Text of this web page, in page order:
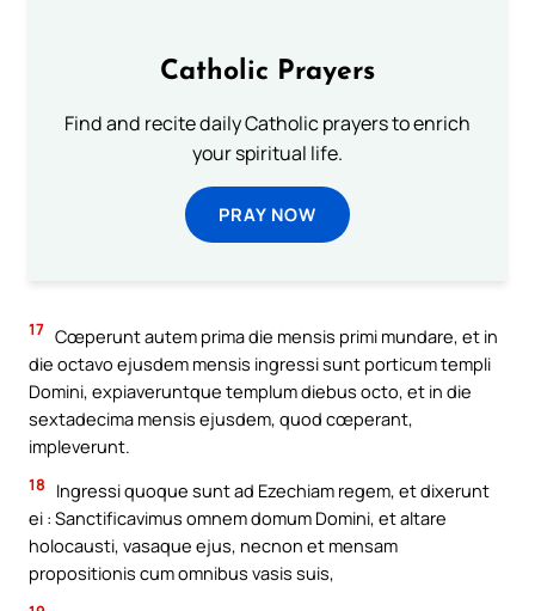
Catholic Prayers
Find and recite daily Catholic prayers to enrich
your spiritual life.
PRAY NOW
17 Cœperunt autem prima die mensis primi mundare, et in
die octavo ejusdem mensis ingressi sunt porticum templi
Domini, expiaveruntque templum diebus octo, et in die
sextadecima mensis ejusdem, quod cœperant,
impleverunt.
18
Ingressi quoque sunt ad Ezechiam regem, et dixerunt
ei : Sanctificavimus omnem domum Domini, et altare
holocausti, vasaque ejus, necnon et mensam
propositionis cum omnibus vasis suis,